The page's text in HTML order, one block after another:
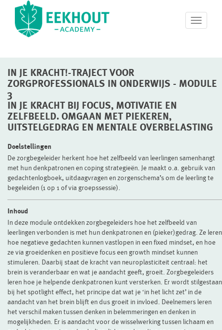
T
o
n
a
o
n
IN JE KRACHT!-TRAJECT VOOR
ZORGPROFESSIONALS IN ONDERWIJS - MODULE
3
IN JE KRACHT BIJ FOCUS, MOTIVATIE EN
ZELFBEELD. OMGAAN MET PIEKEREN,
UITSTELGEDRAG EN MENTALE OVERBELASTING
Doelstellingen
De zorgbegeleider herkent hoe het zelfbeeld van leerlingen samenhangt
met hun denkpatronen en coping strategieën. Je maakt o.a. gebruik van
gedachtenlogboek, uitdaagvragen en zorgenschema’s om de leerling te
begeleiden (1 op 1 of via groepssessie).
Inhoud
In deze module ontdekken zorgbegeleiders hoe het zelfbeeld van
leerlingen verbonden is met hun denkpatronen en (pieker)gedrag. Ze leren
hoe negatieve gedachten kunnen vastlopen in een fixed mindset, en hoe
ze via groeidenken en positieve focus een growth mindset kunnen
stimuleren. Daarbij staat de kracht van neuroplasticiteit centraal: het
brein is veranderbaar en wat je aandacht geeft, groeit. Zorgbegeleiders
leren hoe je helpende denkpatronen kunt versterken. Er wordt stilgestaan
bij het spotlight effect, het principe dat wat je ‘in het licht zet’ in de
aandacht van het brein blijft en dus groeit in invloed. Deelnemers leren
het verschil maken tussen denken in belemmeringen en denken in
mogelijkheden. Er is aandacht voor de wisselwerking tussen lichaam en